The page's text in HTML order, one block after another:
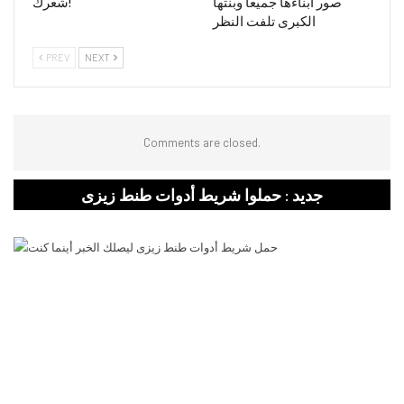
الكبرى تلفت النظر
PREV NEXT
Comments are closed.
جديد : حملوا شريط أدوات طنط زيزى